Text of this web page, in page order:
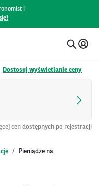
i
Dostosuj wyświetlanie ceny
cen dostępnych po rejestracji
Pieniądze na